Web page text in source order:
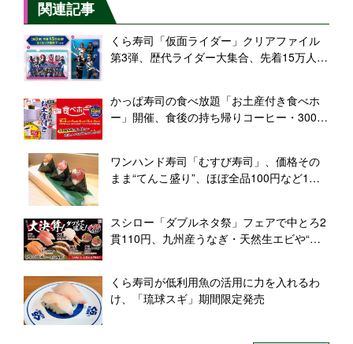
関連記事
くら寿司「仮面ライダー」クリアファイル
第3弾、歴代ライダー大集合、先着15万人に
かっぱ寿司の食べ放題「お土産付き食べホ
ー」開催、食後の持ち帰りコーヒー・300円
ワンハンド寿司「むすび寿司」、価格その
まま“てんこ盛り”、ほぼ全品100円など1周
スシロー「ダブルネタ祭」フェアで中とろ2
貫110円、九州産うなぎ・天然生エビや“天
くら寿司が低利用魚の活用に力を入れるわ
け、「琉球スギ」期間限定発売